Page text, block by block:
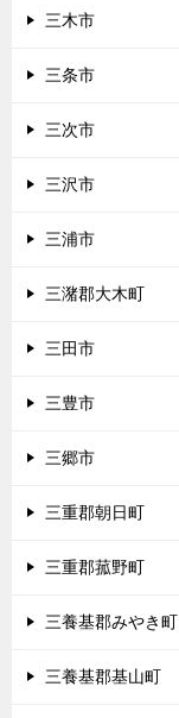
三木市
三条市
三次市
三沢市
三浦市
三潴郡大木町
三田市
三豊市
三郷市
三重郡朝日町
三重郡菰野町
三養基郡みやき町
三養基郡基山町